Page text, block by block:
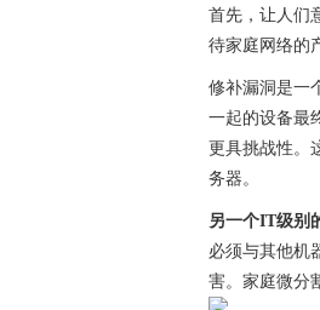
首先，让人们
待家庭网络的
修补漏洞是一
一起的设备最
更具挑战性。
务器。
另一个IT级别
必须与其他机
害。家庭微分